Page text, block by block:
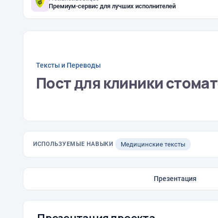
Премиум-сервис для лучших исполнителей
Тексты и Переводы
Пост для клиники
ИСПОЛЬЗУЕМЫЕ НАВЫКИ Медицинские тексты
Презентация